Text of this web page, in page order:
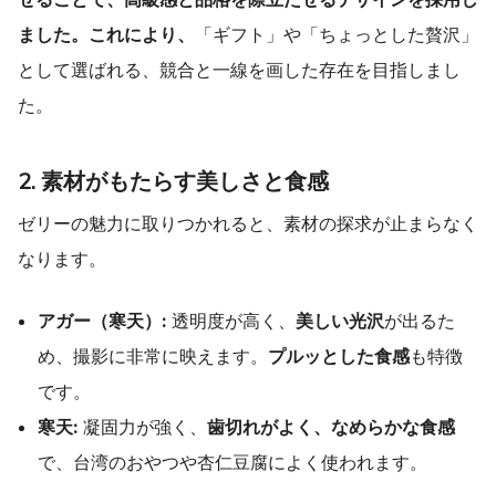
ました。これにより、
「ギフト」や「ちょっとした贅沢」
として選ばれる、競合と一線を画した存在を目指しまし
た。
2. 素材がもたらす美しさと食感
ゼリーの魅力に取りつかれると、素材の探求が止まらなく
なります。
アガー（寒天）: 透明度が高く、 美しい光沢が出るた
め、撮影に非常に映えます。 プルッとした食感も特徴
です。
寒天: 凝固力が強く、 歯切れがよく、なめらかな食感
で、台湾のおやつや杏仁豆腐によく使われます。